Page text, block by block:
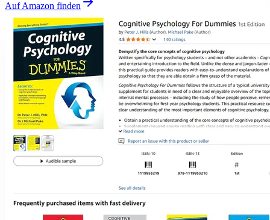
Auf Amazon finden